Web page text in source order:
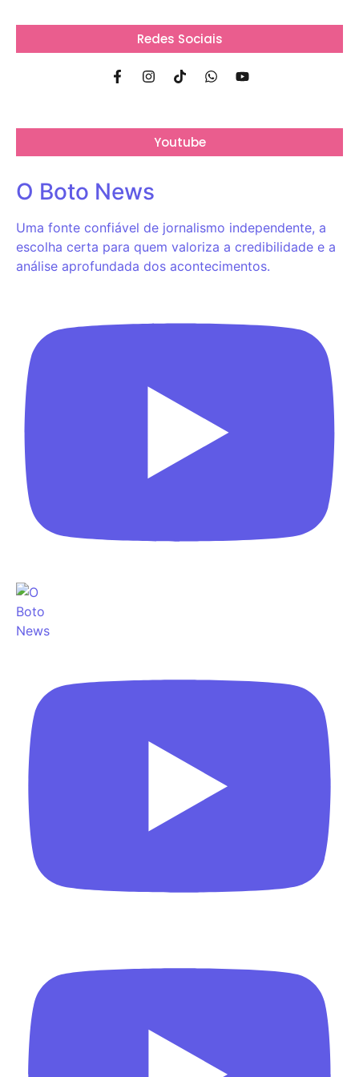
Redes Sociais
Youtube
O Boto News
Uma fonte confiável de jornalismo independente, a
escolha certa para quem valoriza a credibilidade e a
análise aprofundada dos acontecimentos.